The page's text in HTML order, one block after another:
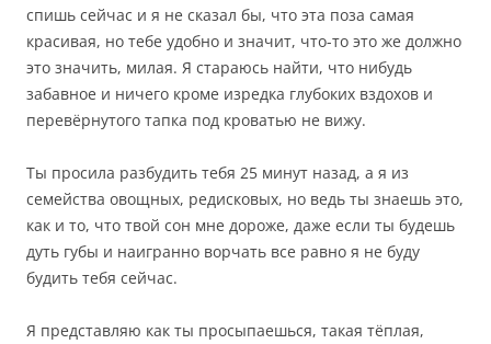
спишь сейчас и я не сказал бы, что эта поза самая
красивая, но тебе удобно и значит, что-то это же должно
это значить, милая. Я стараюсь найти, что нибудь
забавное и ничего кроме изредка глубоких вздохов и
перевёрнутого тапка под кроватью не вижу.
Ты просила разбудить тебя 25 минут назад, а я из
семейства овощных, редисковых, но ведь ты знаешь это,
как и то, что твой сон мне дороже, даже если ты будешь
дуть губы и наигранно ворчать все равно я не буду
будить тебя сейчас.
Я представляю как ты просыпаешься, такая тёплая,